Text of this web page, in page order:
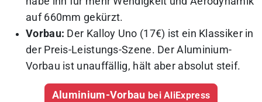
auf 660mm gekürzt.
Vorbau: Der Kalloy Uno (17€) ist ein Klassiker in
der Preis-Leistungs-Szene. Der Aluminium-
Vorbau ist unauffällig, hält aber absolut steif.
Aluminium-Vorbau bei AliExpress